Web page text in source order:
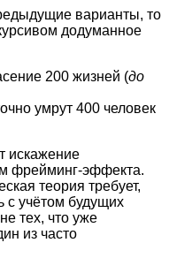
варианты, то
додуманное
200 жизней (до
умрут 400 человек
искажение
фрейминг-эффекта.
теория требует,
учётом будущих
тех, что уже
из часто